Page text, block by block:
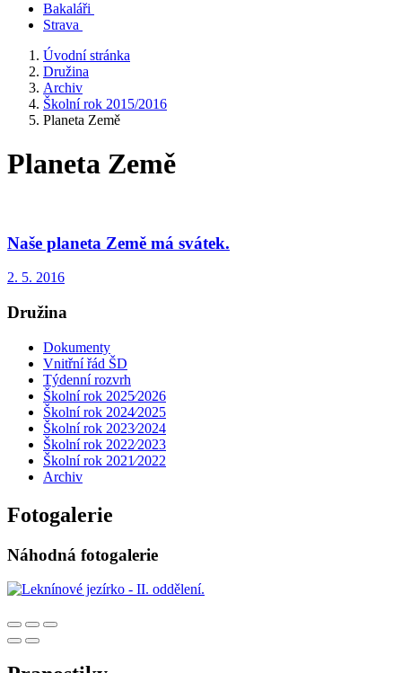
Bakaláři
Strava
Úvodní stránka
Družina
Archiv
Školní rok 2015/2016
Planeta Země
Planeta Země
Naše planeta Země má svátek.
2. 5. 2016
Družina
Dokumenty
Vnitřní řád ŠD
Týdenní rozvrh
Školní rok 2025⁄2026
Školní rok 2024⁄2025
Školní rok 2023⁄2024
Školní rok 2022⁄2023
Školní rok 2021⁄2022
Archiv
Fotogalerie
Náhodná fotogalerie